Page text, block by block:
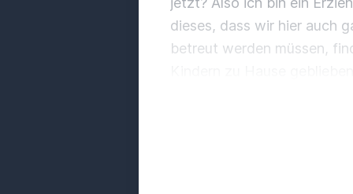
dieses, dass wir hier auch
betreut werden müssen,
Kindern zu Hause
steht generell
Also